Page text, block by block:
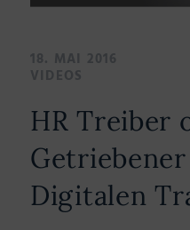
18. MAI 2016
VIDEOS
HR Treiber
Digitalen